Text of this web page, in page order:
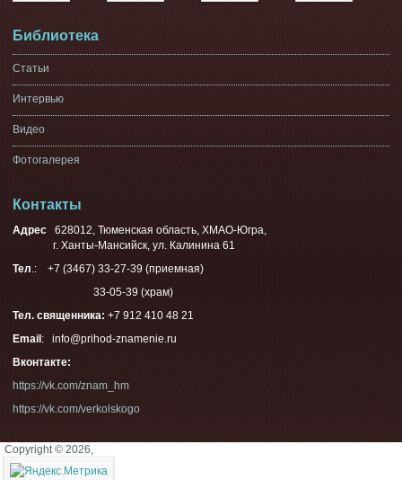
Библиотека
Статьи
Интервью
Видео
Фотогалерея
Контакты
Адрес 628012, Тюменская область, ХМАО-Югра,
г. Ханты-Мансийск, ул. Калинина 61
Тел.: +7 (3467) 33-27-39 (приемная)
33-05-39 (храм)
Тел. священника:+7 912 410 48 21
Email : info@prihod-znamenie.ru
Вконтакте:
https://vk.com/znam_hm
https://vk.com/verkolskogo
Copyright © 2026,